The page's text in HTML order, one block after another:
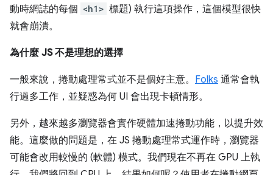
動時網誌的每個 <h1> 標題) 執行這項操作，這個模型很快
就會崩潰。
為什麼 JS 不是理想的選擇
一般來說，捲動處理常式並不是個好主意。 Folks 通常會執
行過多工作，並疑惑為何 UI 會出現卡頓情形。
另外，越來越多瀏覽器會實作硬體加速捲動功能，以提升效
能。這麼做的問題是，在 JS 捲動處理常式運作時，瀏覽器
可能會改用較慢的 (軟體) 模式。我們現在不再在 GPU 上執